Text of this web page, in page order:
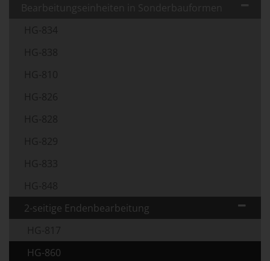
Bearbeitungseinheiten in Sonderbauformen
2-seitige Endenbearbeitung
HG-860